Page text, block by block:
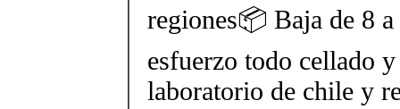
regiones📦 Baja de 8
esfuerzo todo cellado
laboratorio de chile y